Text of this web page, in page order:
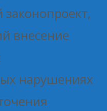
внесение
нарушениях